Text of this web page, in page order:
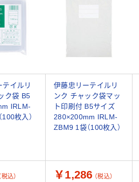
イルリ
ク袋 B5
IRLM-
枚入）
伊藤忠リーテイルリ
ンク チャック袋マッ
ト印刷付 B5サイズ
280×200mm IRLM-
ZBM9 1袋（100枚入）
税込） ￥1,286 （税込）